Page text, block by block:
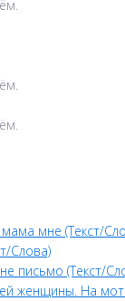
мне (Текст/
Слова)
письмо (Текст/
женщины. На